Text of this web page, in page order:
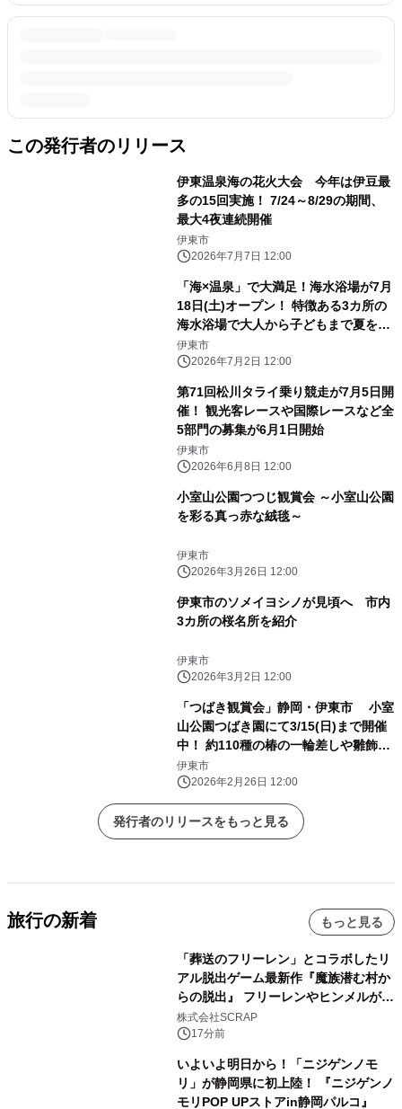
この発行者のリリース
伊東温泉海の花火大会 今年は伊豆最
多の15回実施！ 7/24～8/29の期間、
最大4夜連続開催
伊東市
2026年7月7日 12:00
「海×温泉」で大満足！海水浴場が7月
18日(土)オープン！ 特徴ある3カ所の
海水浴場で大人から子どもまで夏を満
喫
伊東市
2026年7月2日 12:00
第71回松川タライ乗り競走が7月5日開
催！ 観光客レースや国際レースなど全
5部門の募集が6月1日開始
伊東市
2026年6月8日 12:00
小室山公園つつじ観賞会 ～小室山公園
を彩る真っ赤な絨毯～
伊東市
2026年3月26日 12:00
伊東市のソメイヨシノが見頃へ 市内
3カ所の桜名所を紹介
伊東市
2026年3月2日 12:00
「つばき観賞会」静岡・伊東市 小室
山公園つばき園にて3/15(日)まで開催
中！ 約110種の椿の一輪差しや雛飾り
の展示を実施
伊東市
2026年2月26日 12:00
発行者のリリースをもっと見る
旅行の新着 もっと見る
「葬送のフリーレン」とコラボしたリ
アル脱出ゲーム最新作『魔族潜む村か
らの脱出』 フリーレンやヒンメルが武
器を手に魔族を見据える描き下ろしメ
インビジュアル公開
株式会社SCRAP
17分前
いよいよ明日から！「ニジゲンノモ
リ」が静岡県に初上陸！ 『ニジゲンノ
モリPOP UPストアin静岡パルコ』